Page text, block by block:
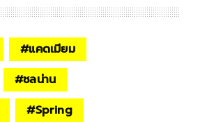
#แคดเมียม
#ชลน่าน
#Spring